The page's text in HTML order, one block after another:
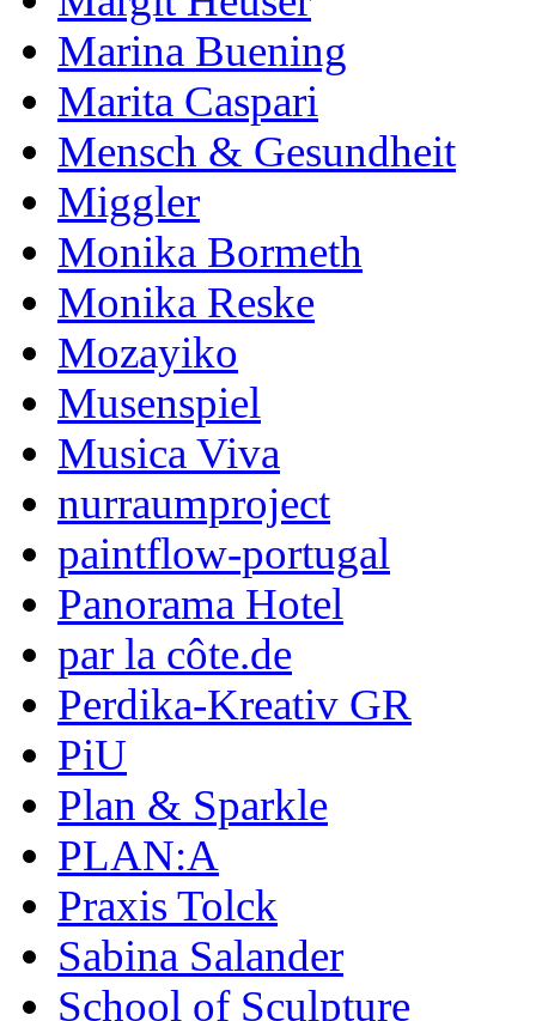
Marina Buening
Marita Caspari
Mensch & Gesundheit
Miggler
Monika Bormeth
Monika Reske
Mozayiko
Musenspiel
Musica Viva
nurraumproject
paintflow-portugal
Panorama Hotel
par la côte.de
Perdika-Kreativ GR
PiU
Plan & Sparkle
PLAN:A
Praxis Tolck
Sabina Salander
School of Sculpture